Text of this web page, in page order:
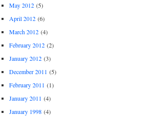
May 2012(5)
April 2012(6)
March 2012(4)
February 2012(2)
January 2012(3)
December 2011 (5)
February 2011 (1)
January 2011 (4)
January 1998(4)